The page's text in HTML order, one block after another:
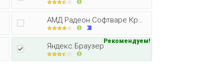
АМД Радеон Софтваре Кримсон Едитор
Яндекс.Браузер
Рекомендуем!